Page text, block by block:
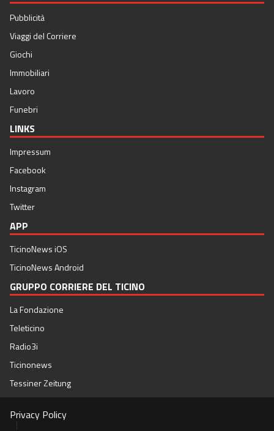
Pubblicità
Viaggi del Corriere
Giochi
Immobiliari
Lavoro
Funebri
LINKS
Impressum
Facebook
Instagram
Twitter
APP
TicinoNews iOS
TicinoNews Android
GRUPPO CORRIERE DEL TICINO
La Fondazione
Teleticino
Radio3i
Ticinonews
Tessiner Zeitung
Privacy Policy